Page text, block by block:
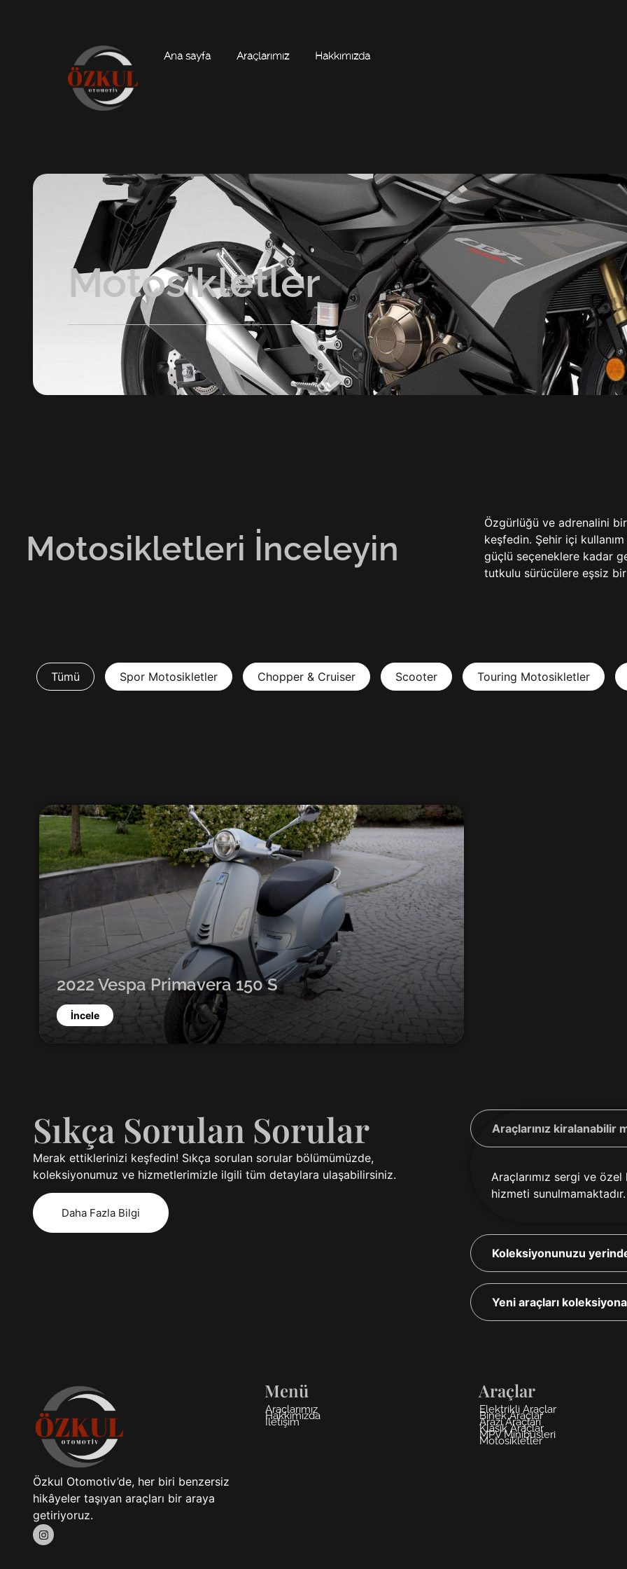
Ana sayfa Araçlarımız Hakkımızda
Motosikletler
Motosikletleri İnceleyin
Özgürlüğü ve adrenalini
keşfedin. Şehir içi
güçlü seçeneklere kadar
tutkulu sürücülere eşsiz
Tümü Spor Motosikletler Chopper & Cruiser Scooter Touring Motosikletler
2022 Vespa Primavera 150 S
İncele
Sıkça Sorulan Sorular
Merak ettiklerinizi keşfedin! Sıkça sorulan sorular bölümümüzde,
koleksiyonumuz ve hizmetlerimizle ilgili tüm detaylara ulaşabilirsiniz.
Daha Fazla Bilgi
Araçlarınız kiralanabilir
Araçlarımız sergi ve
hizmeti sunulmamaktadır.
Koleksiyonunuzu
Yeni araçları
Özkul Otomotiv’de, her biri benzersiz
hikâyeler taşıyan araçları bir araya
getiriyoruz.
Menü
Araçlarımız
Hakkımızda
İletişim
Araçlar
Elektrikli Araçlar
Binek Araçlar
Arazi Araçları
Klasik Araçlar
MPV Minibüsleri
Motosikletler